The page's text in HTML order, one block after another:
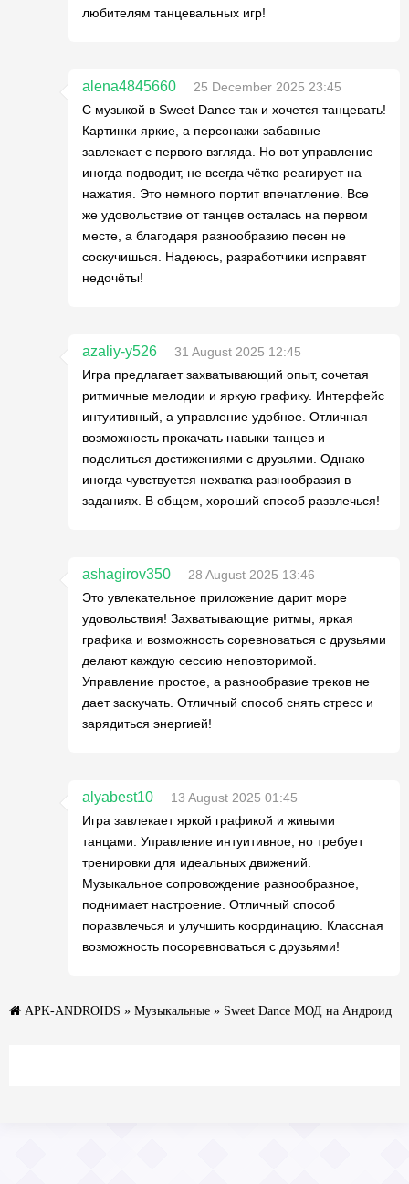
любителям танцевальных игр!
alena4845660
25 December 2025 23:45
С музыкой в Sweet Dance так и хочется танцевать!
Картинки яркие, а персонажи забавные —
завлекает с первого взгляда. Но вот управление
иногда подводит, не всегда чётко реагирует на
нажатия. Это немного портит впечатление. Все
же удовольствие от танцев осталась на первом
месте, а благодаря разнообразию песен не
соскучишься. Надеюсь, разработчики исправят
недочёты!
azaliy-y526
31 August 2025 12:45
Игра предлагает захватывающий опыт, сочетая
ритмичные мелодии и яркую графику. Интерфейс
интуитивный, а управление удобное. Отличная
возможность прокачать навыки танцев и
поделиться достижениями с друзьями. Однако
иногда чувствуется нехватка разнообразия в
заданиях. В общем, хороший способ развлечься!
ashagirov350
28 August 2025 13:46
Это увлекательное приложение дарит море
удовольствия! Захватывающие ритмы, яркая
графика и возможность соревноваться с друзьями
делают каждую сессию неповторимой.
Управление простое, а разнообразие треков не
дает заскучать. Отличный способ снять стресс и
зарядиться энергией!
alyabest10
13 August 2025 01:45
Игра завлекает яркой графикой и живыми
танцами. Управление интуитивное, но требует
тренировки для идеальных движений.
Музыкальное сопровождение разнообразное,
поднимает настроение. Отличный способ
поразвлечься и улучшить координацию. Классная
возможность посоревноваться с друзьями!
APK-ANDROIDS » Музыкальные » Sweet Dance МОД на Андроид